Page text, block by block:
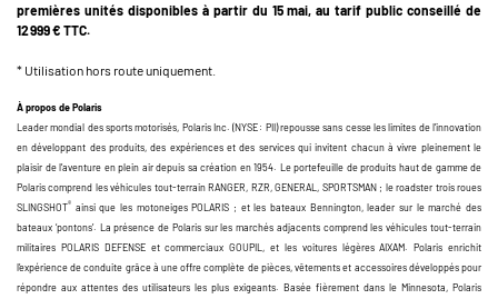
premières unités disponibles à partir du 15 mai, au tarif public conseillé de
12 999 € TTC.
* Utilisation hors route uniquement.
À propos de Polaris
Leader mondial des sports motorisés, Polaris Inc. (NYSE : PII) repousse sans cesse les limites de l’innovation
en développant des produits, des expériences et des services qui invitent chacun à vivre pleinement le
plaisir de l’aventure en plein air depuis sa création en 1954. Le portefeuille de produits haut de gamme de
Polaris comprend les véhicules tout-terrain RANGER, RZR, GENERAL, SPORTSMAN ; le roadster trois roues
SLINGSHOT® ainsi que les motoneiges POLARIS ; et les bateaux Bennington, leader sur le marché des
bateaux ‘pontons’. La présence de Polaris sur les marchés adjacents comprend les véhicules tout-terrain
militaires POLARIS DEFENSE et commerciaux GOUPIL, et les voitures légères AIXAM. Polaris enrichit
l’expérience de conduite grâce à une offre complète de pièces, vêtements et accessoires développés pour
répondre aux attentes des utilisateurs les plus exigeants. Basée fièrement dans le Minnesota, Polaris